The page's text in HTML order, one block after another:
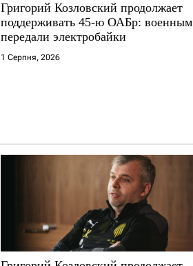
Григорий Козловский продолжает
поддерживать 45-ю ОАБр: военным
передали электробайки
1 Серпня, 2026